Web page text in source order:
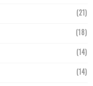
(21)
(18)
(14)
(14)